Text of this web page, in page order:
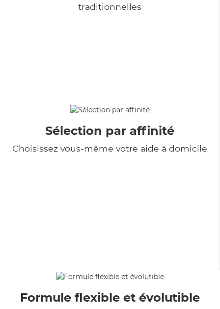
traditionnelles
Sélection par affinité
Choisissez vous-même votre aide à domicile
Formule flexible et évolutible